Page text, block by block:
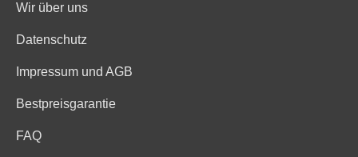
Wir über uns
Datenschutz
Impressum und AGB
Bestpreisgarantie
FAQ